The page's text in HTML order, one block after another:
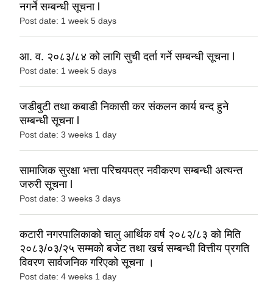
नगर्ने सम्बन्धी सूचना l
Post date: 1 week 5 days
आ. व. २०८३/८४ को लागि सुची दर्ता गर्ने सम्बन्धी सूचना l
Post date: 1 week 5 days
जडीबुटी तथा कबाडी निकासी कर संकलन कार्य बन्द हुने
सम्बन्धी सूचना l
Post date: 3 weeks 1 day
सामाजिक सुरक्षा भत्ता परिचयपत्र नवीकरण सम्बन्धी अत्यन्त
जरुरी सूचना l
Post date: 3 weeks 3 days
कटारी नगरपालिकाको चालु आर्थिक वर्ष २०८२/८३ को मिति
२०८३/०३/२५ सम्मको बजेट तथा खर्च सम्बन्धी वित्तीय प्रगति
विवरण सार्वजनिक गरिएको सूचना ।
Post date: 4 weeks 1 day